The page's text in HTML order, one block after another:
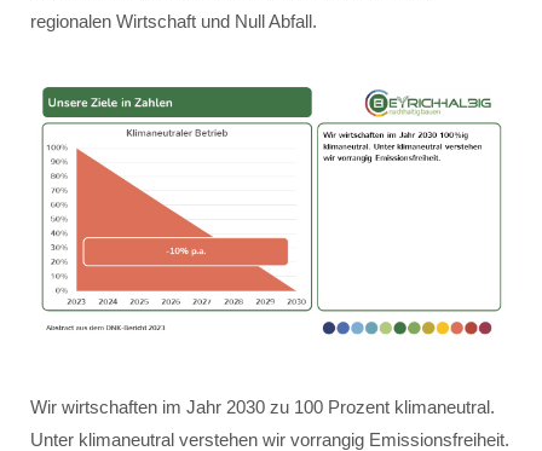
regionalen Wirtschaft und Null Abfall.
Wir wirtschaften im Jahr 2030 zu 100 Prozent klimaneutral.
Unter klimaneutral verstehen wir vorrangig Emissionsfreiheit.